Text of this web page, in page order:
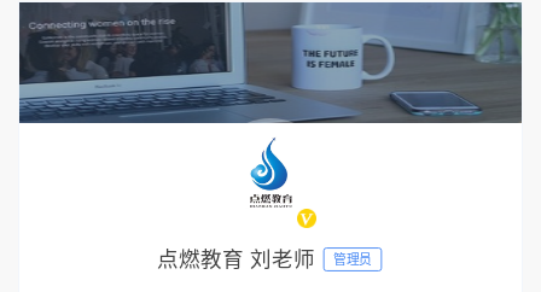
点燃教育 刘老师 管理员